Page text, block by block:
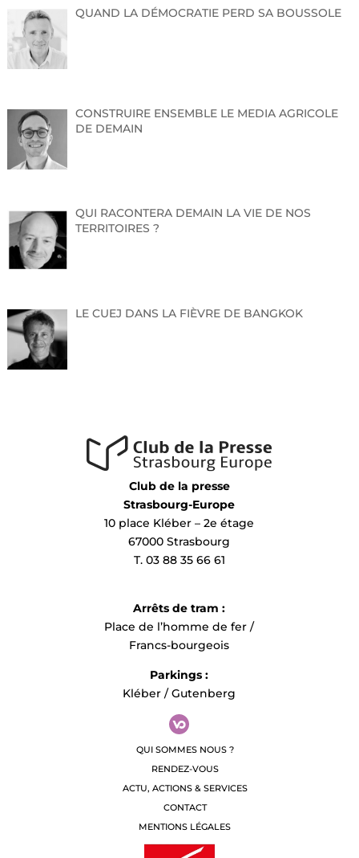
QUAND LA DÉMOCRATIE PERD SA BOUSSOLE
CONSTRUIRE ENSEMBLE LE MEDIA AGRICOLE
DE DEMAIN
QUI RACONTERA DEMAIN LA VIE DE NOS
TERRITOIRES ?
LE CUEJ DANS LA FIÈVRE DE BANGKOK
Club de la presse
Strasbourg-Europe
10 place Kléber – 2e étage
67000 Strasbourg
T. 03 88 35 66 61
Arrêts de tram :
Place de l’homme de fer /
Francs-bourgeois
Parkings :
Kléber / Gutenberg
QUI SOMMES NOUS ?
RENDEZ-VOUS
ACTU, ACTIONS & SERVICES
CONTACT
MENTIONS LÉGALES